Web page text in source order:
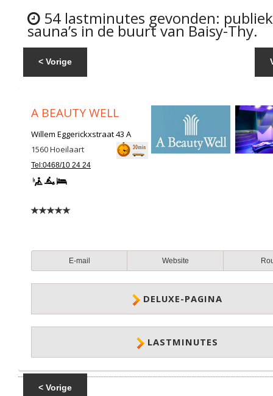
54 lastminutes gevonden:
sauna’s in de buurt van Baisy-Thy.
< Vorige
A BEAUTY WELL
Willem Eggerickxstraat 43 A
1560Hoeilaart
Tel:0468/10 24 24
E-mail Website
DELUXE-PAGINA
LASTMINUTES
< Vorige